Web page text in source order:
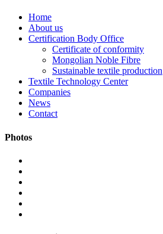
Home
About us
Certification Body Office
Certificate of conformity
Mongolian Noble Fibre
Sustainable textile production
Textile Technology Center
Companies
News
Contact
Photos